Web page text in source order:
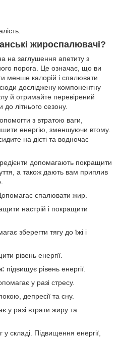
жироспалювачі?
на заглушення апетиту з
порога. Це означає, що ви
менше калорій і спалювати
досліджену компонентну
й отримайте перевірений
літнього сезону.
з втратою ваги,
енергію, зменшуючи втому.
на дієті та водночас
допомагають покращити
а також дають вам приплив
спалювати жир.
настрій і покращити
зберегти тягу до їжі і
рівень енергії.
підвищує рівень енергії.
у разі стресу.
депресії та сну.
у разі втрати жиру та
складі. Підвищення енергії,